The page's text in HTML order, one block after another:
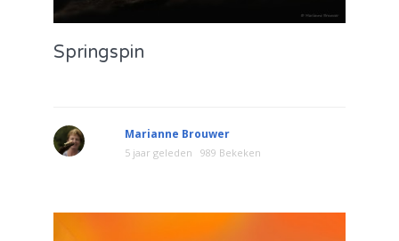
Springspin
Marianne Brouwer
5 jaar geleden 989 Bekeken